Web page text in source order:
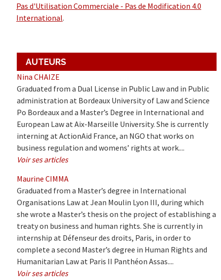
Pas d'Utilisation Commerciale - Pas de Modification 4.0
International.
AUTEURS
Nina CHAIZE
Graduated from a Dual License in Public Law and in Public
administration at Bordeaux University of Law and Science
Po Bordeaux and a Master’s Degree in International and
European Law at Aix-Marseille University. She is currently
interning at ActionAid France, an NGO that works on
business regulation and womens’ rights at work....
Voir ses articles
Maurine CIMMA
Graduated from a Master’s degree in International
Organisations Law at Jean Moulin Lyon III, during which
she wrote a Master’s thesis on the project of establishing a
treaty on business and human rights. She is currently in
internship at Défenseur des droits, Paris, in order to
complete a second Master’s degree in Human Rights and
Humanitarian Law at Paris II Panthéon Assas....
Voir ses articles